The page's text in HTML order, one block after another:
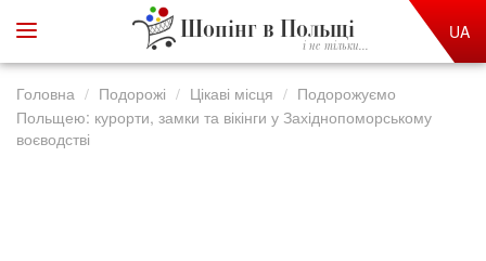
Шопінг в Польщі
і не тільки...
UA
Головна Подорожі Цікаві місця
Подорожуємо
Польщею: курорти, замки та вікінги у Західнопоморському
воєводстві